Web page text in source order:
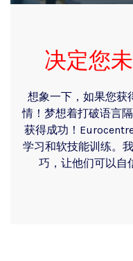
决定您
想象一下，如果您获
情！梦想着打破语言
获得成功！
学习和软技能训练。
巧，让他们可以自